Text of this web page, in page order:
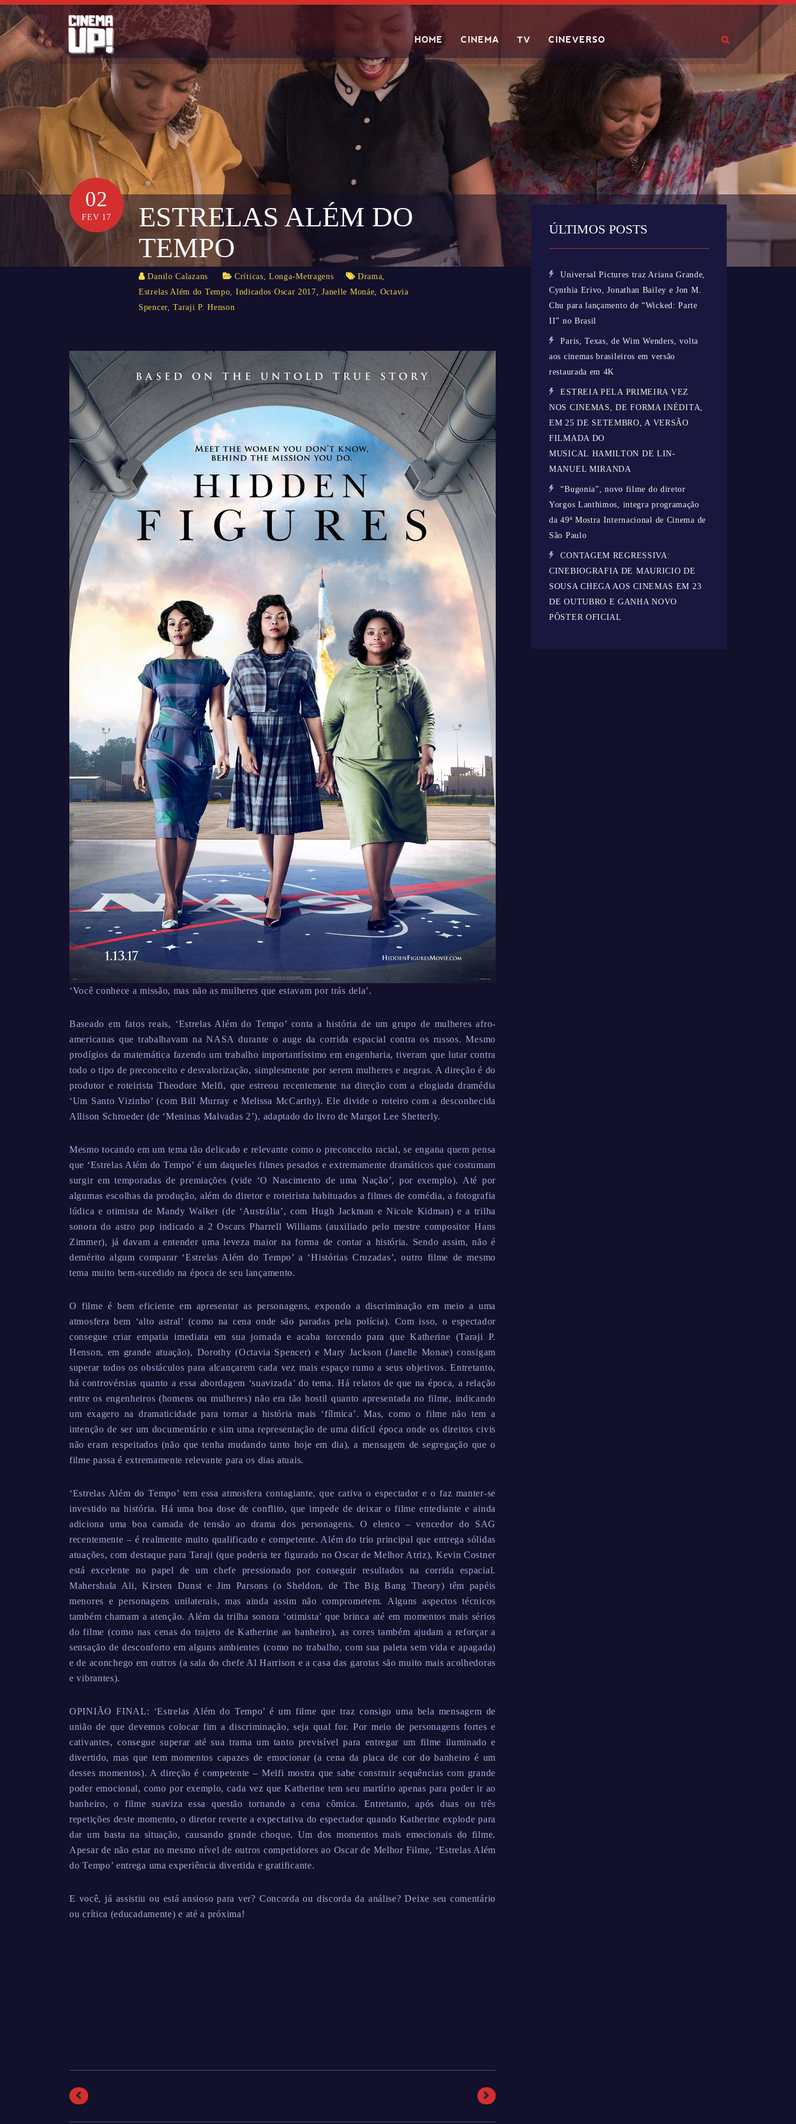
Skip
to
content
HOME CINEMA TV CINEVERSO
Search
02
FEV 17
ESTRELAS ALÉM DO
TEMPO
Danilo Calazans Críticas,Longa-Metragens Drama,
Estrelas Além do Tempo, Indicados Oscar 2017,Janelle Monáe, Octavia
Spencer,Taraji P. Henson
‘Você conhece a missão, mas não as mulheres que estavam por trás dela’.
Baseado em fatos reais, ‘Estrelas Além do Tempo’ conta a história de um grupo de mulheres afro-
americanas que trabalhavam na NASA durante o auge da corrida espacial contra os russos. Mesmo
prodígios da matemática fazendo um trabalho importantíssimo em engenharia, tiveram que lutar contra
todo o tipo de preconceito e desvalorização, simplesmente por serem mulheres e negras. A direção é do
produtor e roteirista Theodore Melfi, que estreou recentemente na direção com a elogiada dramédia
‘Um Santo Vizinho’ (com Bill Murray e Melissa McCarthy). Ele divide o roteiro com a desconhecida
Allison Schroeder (de ‘Meninas Malvadas 2’), adaptado do livro de Margot Lee Shetterly.
Mesmo tocando em um tema tão delicado e relevante como o preconceito racial, se engana quem pensa
que ‘Estrelas Além do Tempo’ é um daqueles filmes pesados e extremamente dramáticos que costumam
surgir em temporadas de premiações (vide ‘O Nascimento de uma Nação’, por exemplo). Até por
algumas escolhas da produção, além do diretor e roteirista habituados a filmes de comédia, a fotografia
lúdica e otimista de Mandy Walker (de ‘Austrália’, com Hugh Jackman e Nicole Kidman) e a trilha
sonora do astro pop indicado a 2 Oscars Pharrell Williams (auxiliado pelo mestre compositor Hans
Zimmer), já davam a entender uma leveza maior na forma de contar a história. Sendo assim, não é
demérito algum comparar ‘Estrelas Além do Tempo’ a ‘Histórias Cruzadas’, outro filme de mesmo
tema muito bem-sucedido na época de seu lançamento.
O filme é bem eficiente em apresentar as personagens, expondo a discriminação em meio a uma
atmosfera bem ‘alto astral’ (como na cena onde são paradas pela polícia). Com isso, o espectador
consegue criar empatia imediata em sua jornada e acaba torcendo para que Katherine (Taraji P.
Henson, em grande atuação), Dorothy (Octavia Spencer) e Mary Jackson (Janelle Monae) consigam
superar todos os obstáculos para alcançarem cada vez mais espaço rumo a seus objetivos. Entretanto,
há controvérsias quanto a essa abordagem ‘suavizada’ do tema. Há relatos de que na época, a relação
entre os engenheiros (homens ou mulheres) não era tão hostil quanto apresentada no filme, indicando
um exagero na dramaticidade para tornar a história mais ‘fílmica’. Mas, como o filme não tem a
intenção de ser um documentário e sim uma representação de uma difícil época onde os direitos civis
não eram respeitados (não que tenha mudando tanto hoje em dia), a mensagem de segregação que o
filme passa é extremamente relevante para os dias atuais.
‘Estrelas Além do Tempo’ tem essa atmosfera contagiante, que cativa o espectador e o faz manter-se
investido na história. Há uma boa dose de conflito, que impede de deixar o filme entediante e ainda
adiciona uma boa camada de tensão ao drama dos personagens. O elenco – vencedor do SAG
recentemente – é realmente muito qualificado e competente. Além do trio principal que entrega sólidas
atuações, com destaque para Taraji (que poderia ter figurado no Oscar de Melhor Atriz), Kevin Costner
está excelente no papel de um chefe pressionado por conseguir resultados na corrida espacial.
Mahershala Ali, Kirsten Dunst e Jim Parsons (o Sheldon, de The Big Bang Theory) têm papéis
menores e personagens unilaterais, mas ainda assim não comprometem. Alguns aspectos técnicos
também chamam a atenção. Além da trilha sonora ‘otimista’ que brinca até em momentos mais sérios
do filme (como nas cenas do trajeto de Katherine ao banheiro), as cores também ajudam a reforçar a
sensação de desconforto em alguns ambientes (como no trabalho, com sua paleta sem vida e apagada)
e de aconchego em outros (a sala do chefe Al Harrison e a casa das garotas são muito mais acolhedoras
e vibrantes).
OPINIÃO FINAL: ‘Estrelas Além do Tempo’ é um filme que traz consigo uma bela mensagem de
união de que devemos colocar fim a discriminação, seja qual for. Por meio de personagens fortes e
cativantes, consegue superar até sua trama um tanto previsível para entregar um filme iluminado e
divertido, mas que tem momentos capazes de emocionar (a cena da placa de cor do banheiro é um
desses momentos). A direção é competente – Melfi mostra que sabe construir sequências com grande
poder emocional, como por exemplo, cada vez que Katherine tem seu martírio apenas para poder ir ao
banheiro, o filme suaviza essa questão tornando a cena cômica. Entretanto, após duas ou três
repetições deste momento, o diretor reverte a expectativa do espectador quando Katherine explode para
dar um basta na situação, causando grande choque. Um dos momentos mais emocionais do filme.
Apesar de não estar no mesmo nível de outros competidores ao Oscar de Melhor Filme, ‘Estrelas Além
do Tempo’ entrega uma experiência divertida e gratificante.
E você, já assistiu ou está ansioso para ver? Concorda ou discorda da análise? Deixe seu comentário
ou crítica (educadamente) e até a próxima!
ÚLTIMOS POSTS
Universal Pictures traz Ariana Grande,
Cynthia Erivo, Jonathan Bailey e Jon M.
Chu para lançamento de “Wicked: Parte
II” no Brasil
Paris, Texas, de Wim Wenders, volta
aos cinemas brasileiros em versão
restaurada em 4K
ESTREIA PELA PRIMEIRA VEZ
NOS CINEMAS, DE FORMA INÉDITA,
EM 25 DE SETEMBRO, A VERSÃO
FILMADA DO
MUSICAL HAMILTON DE LIN-
MANUEL MIRANDA
“Bugonia”, novo filme do diretor
Yorgos Lanthimos, integra programação
da 49ª Mostra Internacional de Cinema de
São Paulo
CONTAGEM REGRESSIVA:
CINEBIOGRAFIA DE MAURICIO DE
SOUSA CHEGA AOS CINEMAS EM 23
DE OUTUBRO E GANHA NOVO
PÔSTER OFICIAL